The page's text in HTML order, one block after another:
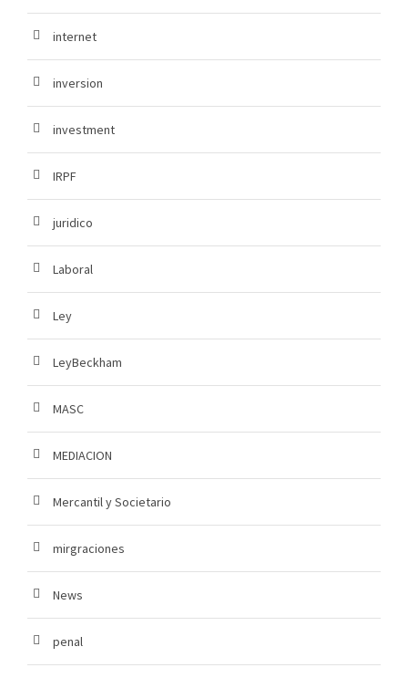
internet
inversion
investment
IRPF
juridico
Laboral
Ley
LeyBeckham
MASC
MEDIACION
Mercantil y Societario
mirgraciones
News
penal